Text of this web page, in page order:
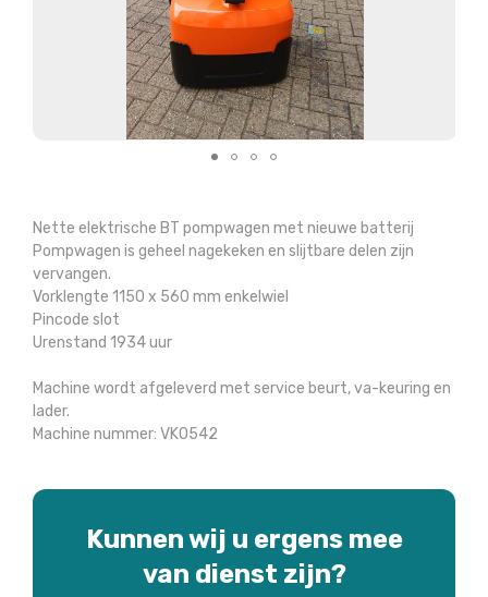
Nette elektrische BT pompwagen met nieuwe batterij
Pompwagen is geheel nagekeken en slijtbare delen zijn
vervangen.
Vorklengte 1150 x 560 mm enkelwiel
Pincode slot
Urenstand 1934 uur
Machine wordt afgeleverd met service beurt, va-keuring en
lader.
Machine nummer: VK0542
Kunnen wij u ergens mee
van dienst zijn?